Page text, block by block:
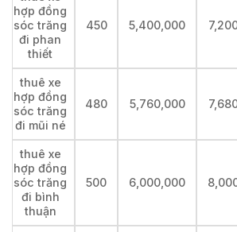
hợp đồng
sóc trăng
đi phan
thiết
450 5,400,000
thuê xe
hợp đồng
sóc trăng
đi mũi né
480 5,760,000
thuê xe
hợp đồng
sóc trăng
đi bình
thuận
500 6,000,000